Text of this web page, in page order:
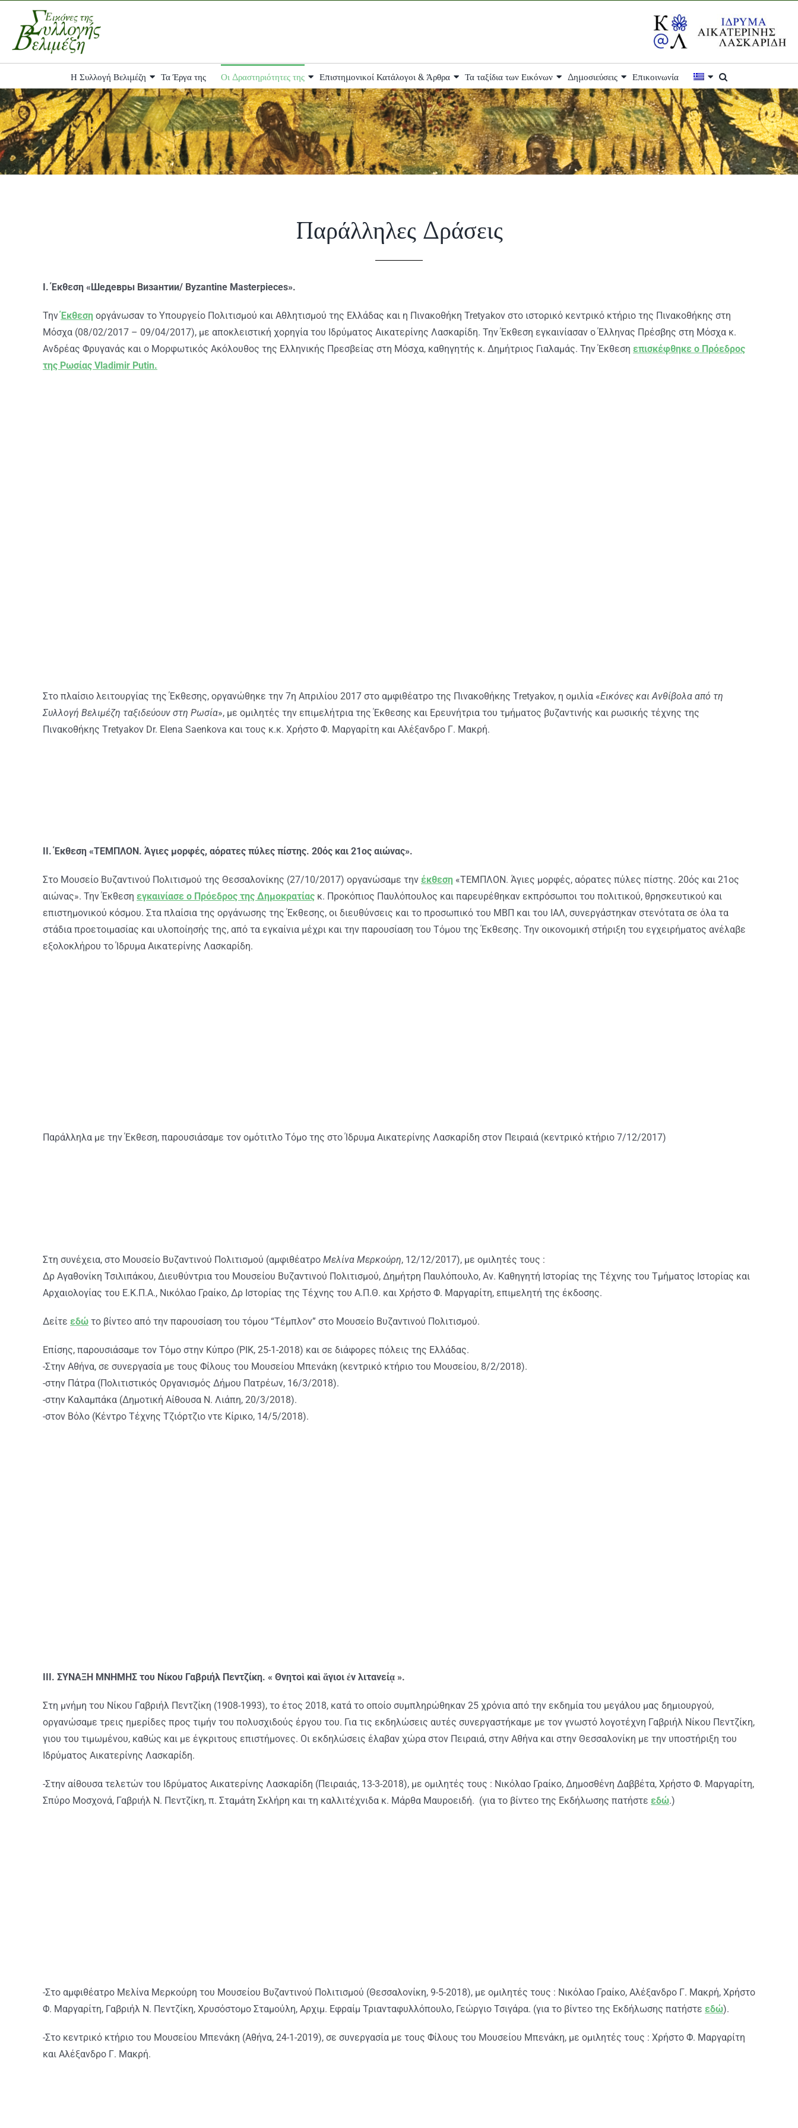
content
Η Συλλογή Βελιμέζη Τα Έργα της Οι Δραστηριότητες της Επιστημονικοί Κατάλογοι & Άρθρα Τα ταξίδια των Εικόνων Δημοσιεύσεις Επικοινωνία
Παράλληλες Δράσεις
Ι.Έκθεση «Шедевры Византии/ Byzantine Masterpieces».
ΤηνΈκθεση οργάνωσαν το Υπουργείο Πολιτισμού και Αθλητισμού της Ελλάδας και η Πινακοθήκη Tretyakov στο ιστορικό κεντρικό κτήριο της Πινακοθήκης στη
Μόσχα (08/02/2017 – 09/04/2017), με αποκλειστική χορηγία του Ιδρύματος Αικατερίνης Λασκαρίδη. Την Έκθεση εγκαινίασαν ο Έλληνας Πρέσβης στη Μόσχα κ.
Ανδρέας Φρυγανάς και ο Μορφωτικός Ακόλουθος της Ελληνικής Πρεσβείας στη Μόσχα, καθηγητής κ. Δημήτριος Γιαλαμάς. Την Έκθεση επισκέφθηκε ο Πρόεδρος
της Ρωσίας Vladimir Putin.
Στο πλαίσιο λειτουργίας της Έκθεσης, οργανώθηκε την 7η Απριλίου 2017 στο αμφιθέατρο της Πινακοθήκης Τretyakov, η ομιλία «Εικόνες και Ανθίβολα από τη
Συλλογή Βελιμέζη ταξιδεύουν στη Ρωσία», με ομιλητές την επιμελήτρια της Έκθεσης και Ερευνήτρια του τμήματος βυζαντινής και ρωσικής τέχνης της
Πινακοθήκης Τretyakov Dr. Elena Saenkova και τους κ.κ. Χρήστο Φ. Μαργαρίτη και Αλέξανδρο Γ. Μακρή.
II. Έκθεση «ΤΕΜΠΛΟΝ. Άγιες μορφές, αόρατες πύλες πίστης. 20ός και 21ος αιώνας».
Στο Μουσείο Βυζαντινού Πολιτισμού της Θεσσαλονίκης (27/10/2017) οργανώσαμε την έκθεση «ΤΕΜΠΛΟΝ. Άγιες μορφές, αόρατες πύλες πίστης. 20ός και 21ος
αιώνας». Την Έκθεση εγκαινίασε ο Πρόεδρος της Δημοκρατίας κ. Προκόπιος Παυλόπουλος και παρευρέθηκαν εκπρόσωποι του πολιτικού, θρησκευτικού και
επιστημονικού κόσμου. Στα πλαίσια της οργάνωσης της Έκθεσης, οι διευθύνσεις και το προσωπικό του ΜΒΠ και του ΙΑΛ, συνεργάστηκαν στενότατα σε όλα τα
στάδια προετοιμασίας και υλοποίησής της, από τα εγκαίνια μέχρι και την παρουσίαση του Τόμου της Έκθεσης. Την οικονομική στήριξη του εγχειρήματος ανέλαβε
εξολοκλήρου το Ίδρυμα Αικατερίνης Λασκαρίδη.
Παράλληλα με την Έκθεση, παρουσιάσαμε τον ομότιτλο Τόμο της στο Ίδρυμα Αικατερίνης Λασκαρίδη στον Πειραιά (κεντρικό κτήριο 7/12/2017)
Στη συνέχεια, στο Μουσείο Βυζαντινού Πολιτισμού (αμφιθέατρο Μελίνα Μερκούρη, 12/12/2017), με ομιλητές τους :
Δρ Αγαθονίκη Τσιλιπάκου, Διευθύντρια του Μουσείου Βυζαντινού Πολιτισμού, Δημήτρη Παυλόπουλο, Αν. Καθηγητή Ιστορίας της Τέχνης του Τμήματος Ιστορίας και
Αρχαιολογίας του Ε.Κ.Π.Α., Νικόλαο Γραίκο, Δρ Ιστορίας της Τέχνης του Α.Π.Θ. και Χρήστο Φ. Μαργαρίτη, επιμελητή της έκδοσης.
Δείτε εδώ το βίντεο από την παρουσίαση του τόμου “Τέμπλον” στο Μουσείο Βυζαντινού Πολιτισμού.
Επίσης, παρουσιάσαμε τον Τόμο στην Κύπρο (ΡΙΚ, 25-1-2018) και σε διάφορες πόλεις της Ελλάδας.
-Στην Αθήνα, σε συνεργασία με τους Φίλους του Μουσείου Μπενάκη (κεντρικό κτήριο του Μουσείου, 8/2/2018).
-στην Πάτρα (Πολιτιστικός Οργανισμός Δήμου Πατρέων, 16/3/2018).
-στην Καλαμπάκα (Δημοτική Αίθουσα Ν. Λιάπη, 20/3/2018).
-στον Βόλο (Κέντρο Τέχνης Τζιόρτζιο ντε Κίρικο, 14/5/2018).
ΙII. ΣΥΝΑΞΗ ΜNHMHΣ του Νίκου Γαβριήλ Πεντζίκη. « Θνητοὶ καὶ ἅγιοι ἐν λιτανείᾳ ».
Στη μνήμη του Νίκου Γαβριήλ Πεντζίκη (1908-1993), το έτος 2018, κατά το οποίο συμπληρώθηκαν 25 χρόνια από την εκδημία του μεγάλου μας δημιουργού,
οργανώσαμε τρεις ημερίδες προς τιμήν του πολυσχιδούς έργου του. Για τις εκδηλώσεις αυτές συνεργαστήκαμε με τον γνωστό λογοτέχνη Γαβριήλ Νίκου Πεντζίκη,
γιου του τιμωμένου, καθώς και με έγκριτους επιστήμονες. Οι εκδηλώσεις έλαβαν χώρα στον Πειραιά, στην Αθήνα και στην Θεσσαλονίκη με την υποστήριξη του
Ιδρύματος Αικατερίνης Λασκαρίδη.
-Στην αίθουσα τελετών του Ιδρύματος Αικατερίνης Λασκαρίδη (Πειραιάς, 13-3-2018), με ομιλητές τους : Νικόλαο Γραίκο, Δημοσθένη Δαββέτα, Χρήστο Φ. Μαργαρίτη,
Σπύρο Μοσχονά, Γαβριήλ Ν. Πεντζίκη, π. Σταμάτη Σκλήρη και τη καλλιτέχνιδα κ. Μάρθα Μαυροειδή. (για το βίντεο της Εκδήλωσης πατήστε εδώ.)
-Στο αμφιθέατρο Μελίνα Μερκούρη του Μουσείου Βυζαντινού Πολιτισμού (Θεσσαλονίκη, 9-5-2018), με ομιλητές τους : Νικόλαο Γραίκο, Αλέξανδρο Γ. Μακρή, Χρήστο
Φ. Μαργαρίτη, Γαβριήλ Ν. Πεντζίκη, Χρυσόστομο Σταμούλη, Αρχιμ. Εφραίμ Τριανταφυλλόπουλο, Γεώργιο Τσιγάρα. (για το βίντεο της Εκδήλωσης πατήστε εδώ).
-Στο κεντρικό κτήριο του Μουσείου Μπενάκη (Αθήνα, 24-1-2019), σε συνεργασία με τους Φίλους του Μουσείου Μπενάκη, με ομιλητές τους : Χρήστο Φ. Μαργαρίτη
και Αλέξανδρο Γ. Μακρή.